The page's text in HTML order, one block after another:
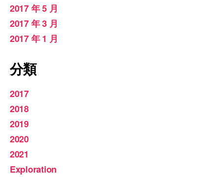
2017 年 5 月
2017 年 3 月
2017 年 1 月
分類
2017
2018
2019
2020
2021
Exploration